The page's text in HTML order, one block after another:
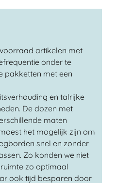
artikelen met
onder te
pakketten met een
en talrijke
De dozen met
maten
het mogelijk zijn om
snel en zonder
Zo konden we niet
zo optimaal
ook tijd besparen door